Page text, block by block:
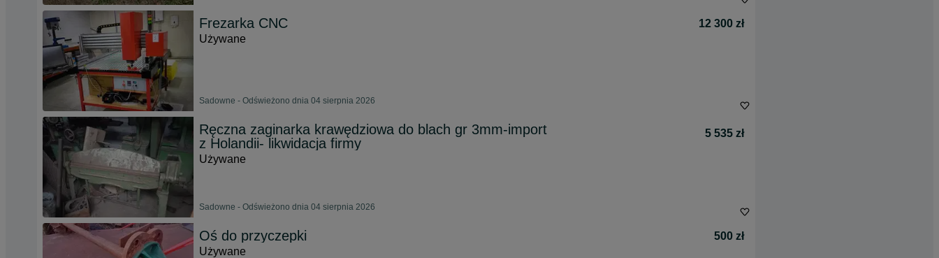
Frezarka CNC
12 300 zł
Używane
Sadowne - Odświeżono dnia 04 sierpnia 2026
Ręczna zaginarka krawędziowa do blach gr 3mm-import
z Holandii- likwidacja firmy
5 535 zł
Używane
Sadowne - Odświeżono dnia 04 sierpnia 2026
Oś do przyczepki
500 zł
Używane